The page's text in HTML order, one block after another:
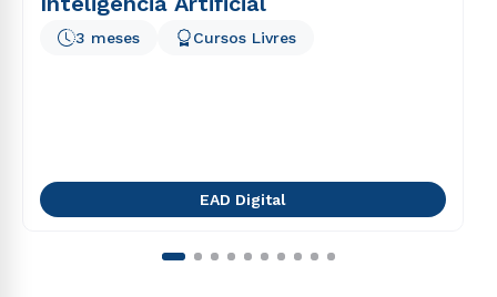
3 meses Cursos Livres
EAD Digital